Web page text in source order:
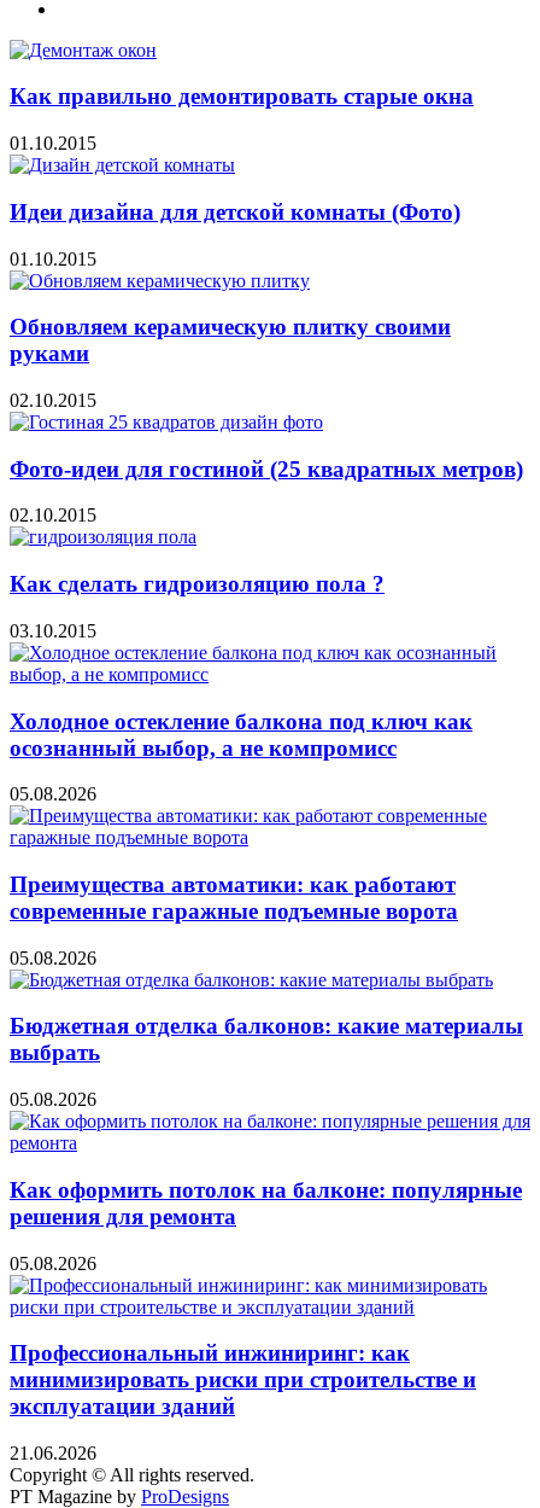
Как правильно демонтировать старые окна
01.10.2015
Идеи дизайна для детской комнаты (Фото)
01.10.2015
Обновляем керамическую плитку своими
руками
02.10.2015
Фото-идеи для гостиной (25 квадратных метров)
02.10.2015
Как сделать гидроизоляцию пола ?
03.10.2015
Холодное остекление балкона под ключ как
осознанный выбор, а не компромисс
05.08.2026
Преимущества автоматики: как работают
современные гаражные подъемные ворота
05.08.2026
Бюджетная отделка балконов: какие материалы
выбрать
05.08.2026
Как оформить потолок на балконе: популярные
решения для ремонта
05.08.2026
Профессиональный инжиниринг: как
минимизировать риски при строительстве и
эксплуатации зданий
21.06.2026
Copyright © All rights reserved.
PT Magazine by ProDesigns